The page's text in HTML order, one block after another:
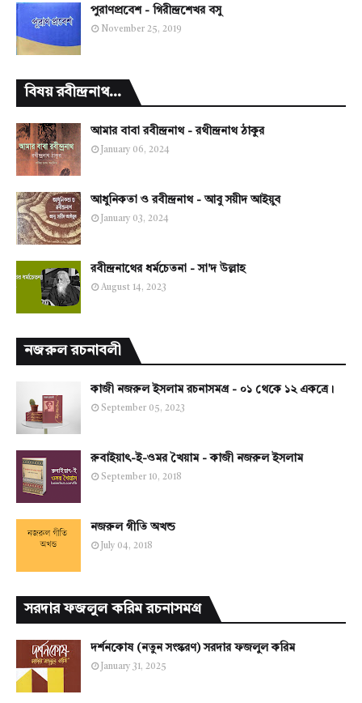
পুরাণপ্রবেশ - গিরীন্দ্রশেখর বসু
November 25, 2019
বিষয় রবীন্দ্রনাথ...
আমার বাবা রবীন্দ্রনাথ - রথীন্দ্রনাথ ঠাকুর
January 06, 2024
আধুনিকতা ও রবীন্দ্রনাথ - আবু সয়ীদ আইয়ুব
January 03, 2024
রবীন্দ্রনাথের ধর্মচেতনা - সা'দ উল্লাহ
August 14, 2023
নজরুল রচনাবলী
কাজী নজরুল ইসলাম রচনাসমগ্র - ০১ থেকে ১২ একত্রে।
September 05, 2023
রুবাইয়াৎ-ই-ওমর খৈয়াম - কাজী নজরুল ইসলাম
September 10, 2018
নজরুল গীতি অখন্ড
July 04, 2018
সরদার ফজলুল করিম রচনাসমগ্র
দর্শনকোষ (নতুন সংস্করণ) সরদার ফজলুল করিম
January 31, 2025